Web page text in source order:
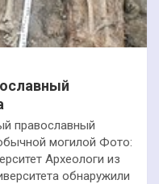
православный
могилой Фото:
Археологи из
обнаружили